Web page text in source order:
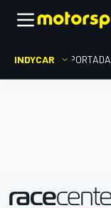
INDYCAR PORTADA